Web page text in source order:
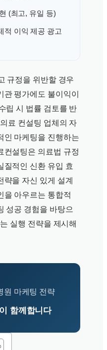
(최고, 유일 등)
적 이익 제공 광고
규정을 위반할 경우
평가에도 불이익이
립 시 법률 검토를 반
료 컨설팅 업체의 자
인 마케팅을 진행하는
컨설팅은 의료법 규정
질적인 신환 유입 효
략을 자신 있게 설계
을 아우르는 통합적
성공 경험을 바탕으
실행 전략을 제시해
원 마케팅 전략
함께합니다